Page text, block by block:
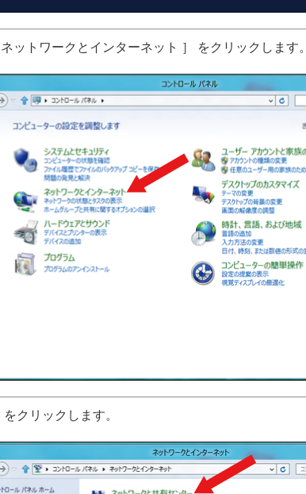
ットワークとインターネット ］ をクリックします。
クリックします。